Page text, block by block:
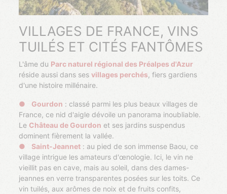
VILLAGES DE FRANCE, VINS
TUILÉS ET CITÉS FANTÔMES
L'âme du Parc naturel régional des Préalpes d'Azur
réside aussi dans sesvillages perchés, fiers gardiens
d'une histoire millénaire.
Gourdon : classé parmi les plus beaux villages de
France, ce nid d'aigle dévoile un panorama inoubliable.
Le Château de Gourdon et ses jardins suspendus
dominent fièrement la vallée.
Saint-Jeannet : au pied de son immense Baou, ce
village intrigue les amateurs d'œnologie. Ici, le vin ne
vieillit pas en cave, mais au soleil, dans des dames-
jeannes en verre transparentes posées sur les toits. Ce
vin tuilés, aux arômes de noix et de fruits confits,